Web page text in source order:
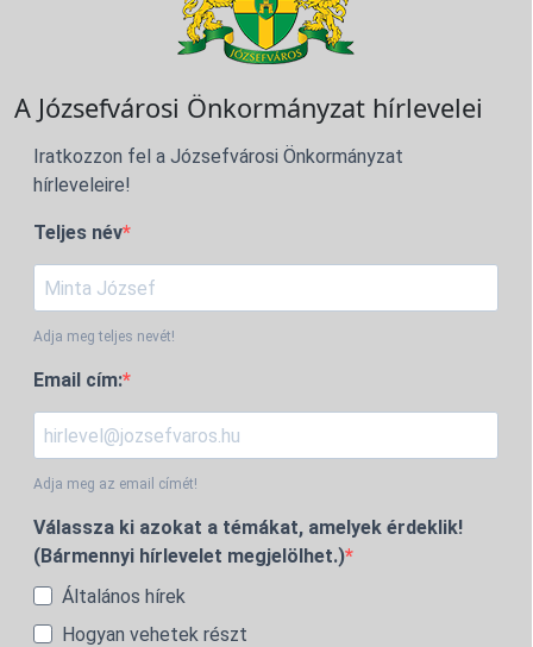
A Józsefvárosi Önkormányzat hírlevelei
Iratkozzon fel a Józsefvárosi Önkormányzat
hírleveleire!
Teljes név
Adja meg teljes nevét!
Email cím:
Adja meg az email címét!
Válassza ki azokat a témákat, amelyek érdeklik!
(Bármennyi hírlevelet megjelölhet.)
Általános hírek
Hogyan vehetek részt